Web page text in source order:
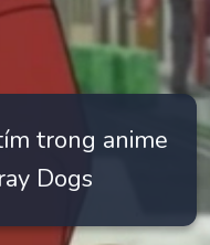
trong anime
Dogs